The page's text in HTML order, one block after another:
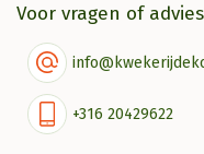
Voor vragen of
+316 20429622